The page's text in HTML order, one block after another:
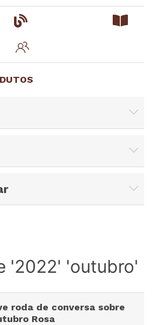
'2022' 'outubro'
roda de conversa sobre
Rosa